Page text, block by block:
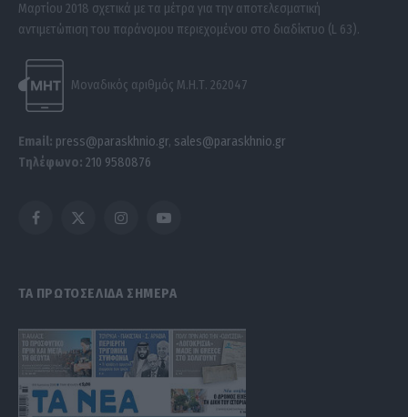
Μαρτίου 2018 σχετικά με τα μέτρα για την αποτελεσματική
αντιμετώπιση του παράνομου περιεχομένου στο διαδίκτυο (L 63).
Μοναδικός αριθμός Μ.Η.Τ. 262047
Email: press@paraskhnio.gr, sales@paraskhnio.gr
Τηλέφωνο: 210 9580876
Facebook
X
InstagramYouTube
ΤΑ ΠΡΩΤΟΣΕΛΙΔΑ ΣΗΜΕΡΑ